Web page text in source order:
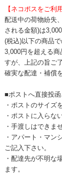
【ネコポスをご利
配送中の荷物紛失
される金額)は3,000
(税込)以下の商品で
3,000円を超える商
すが、上記の旨ご
確実な配達・補償
■ポストへ直接投函
・ポストのサイズ
・ポストに入らな
・手渡しはできま
・アパート・マン
ご記入下さい。
・配達先が不明な
ます。